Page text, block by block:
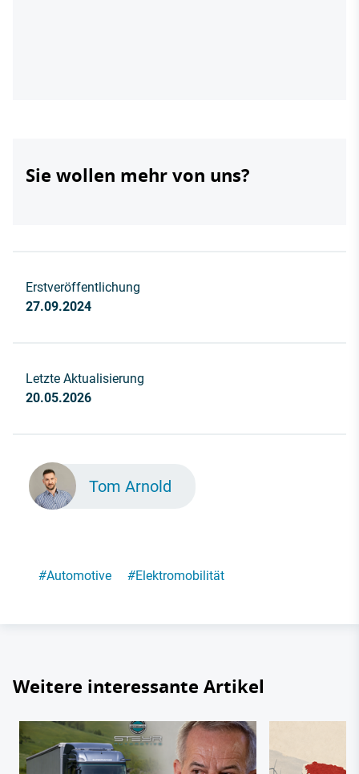
Sie wollen mehr von uns?
Erstveröffentlichung
27.09.2024
Letzte Aktualisierung
20.05.2026
Tom Arnold
#Automotive #Elektromobilität
Weitere interessante Artikel